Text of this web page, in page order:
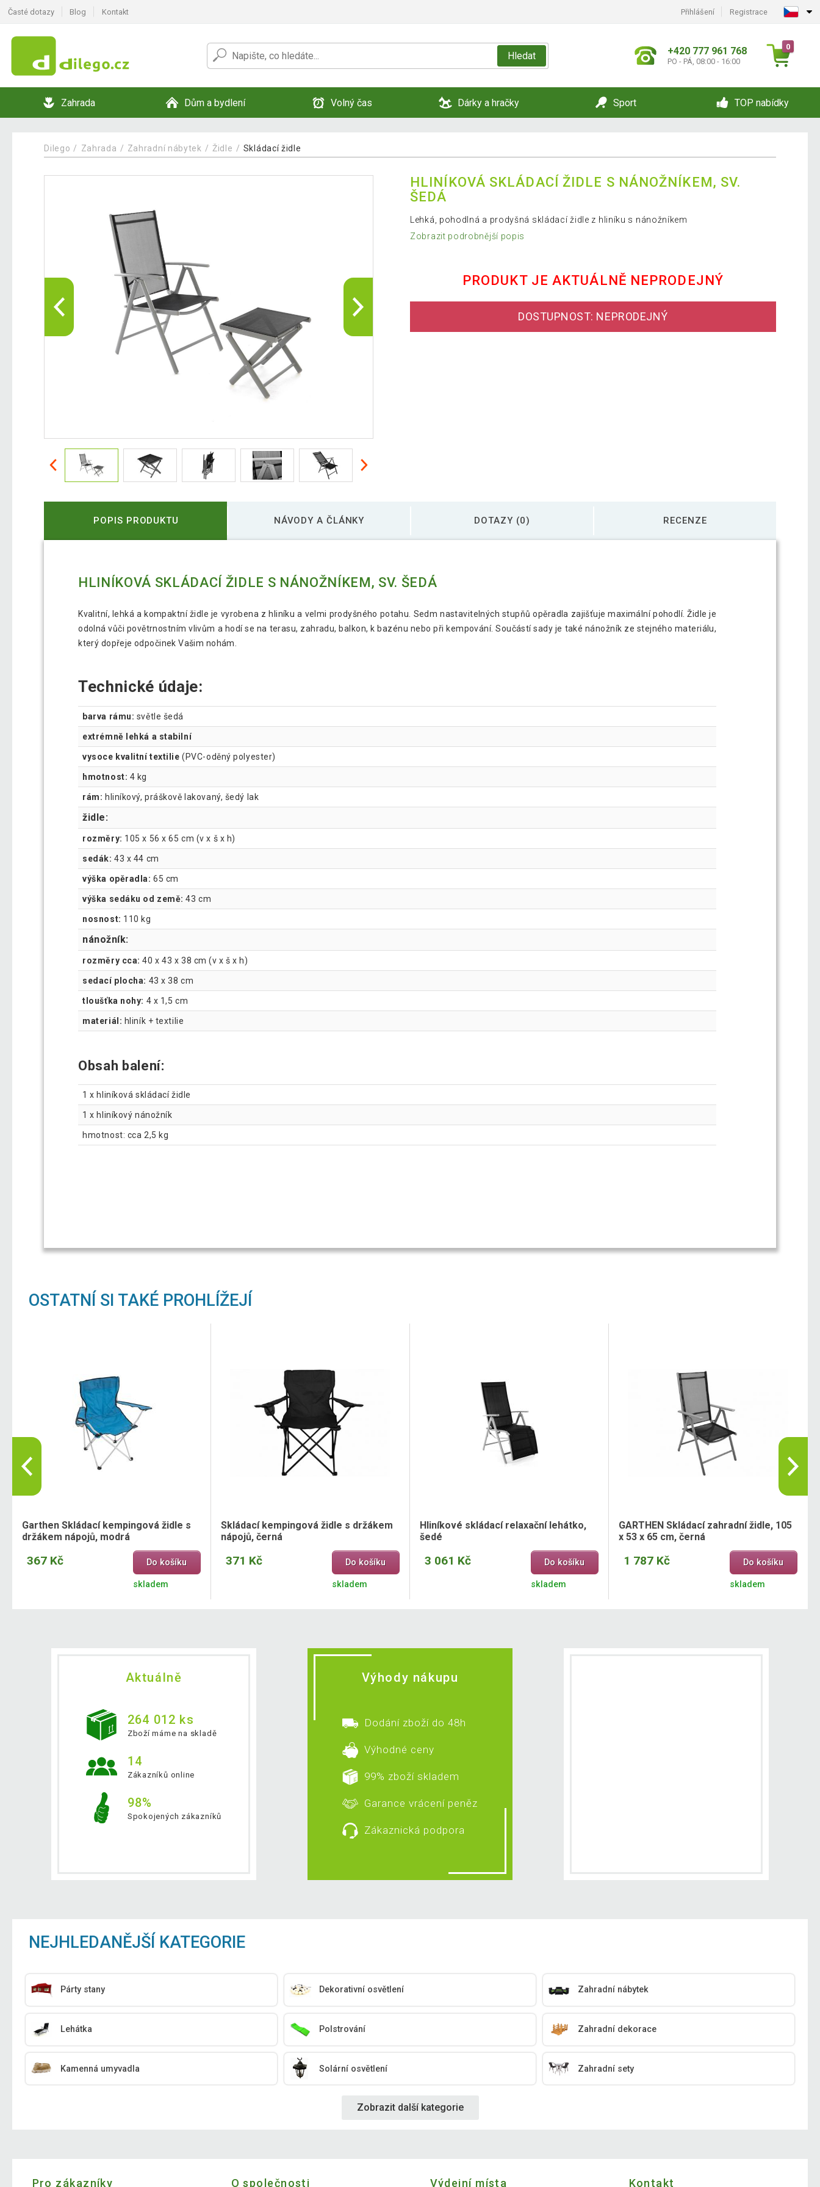
Časté dotazy Blog Kontakt Přihlášení Registrace
Hledat +420 777 961 768
PO - PÁ, 08:00 - 16:00
0
Zahrada Dům a bydlení Volný čas Dárky a hračky Sport TOP nabídky
Dilego Zahrada Zahradní nábytek Židle Skládací židle
HLINÍKOVÁ SKLÁDACÍ ŽIDLE S NÁNOŽNÍKEM, SV.
ŠEDÁ
Lehká, pohodlná a prodyšná skládací židle z hliníku s nánožníkem
Zobrazit podrobnější popis
PRODUKT JE AKTUÁLNĚ NEPRODEJNÝ
DOSTUPNOST: NEPRODEJNÝ
POPIS PRODUKTU NÁVODY A ČLÁNKY DOTAZY (0) RECENZE
HLINÍKOVÁ SKLÁDACÍ ŽIDLE S NÁNOŽNÍKEM, SV. ŠEDÁ
Kvalitní, lehká a kompaktní židle je vyrobena z hliníku a velmi prodyšného potahu. Sedm nastavitelných stupňů opěradla zajišťuje maximální pohodlí. Židle je
odolná vůči povětrnostním vlivům a hodí se na terasu, zahradu, balkon, k bazénu nebo při kempování. Součástí sady je také nánožník ze stejného materiálu,
který dopřeje odpočinek Vašim nohám.
Technické údaje:
barva rámu: světle šedá
extrémně lehká a stabilní
vysoce kvalitní textilie (PVC-oděný polyester)
hmotnost: 4 kg
rám: hliníkový, práškově lakovaný, šedý lak
židle:
rozměry: 105 x 56 x 65 cm (v x š x h)
sedák: 43 x 44 cm
výška opěradla: 65 cm
výška sedáku od země: 43 cm
nosnost: 110 kg
nánožník:
rozměry cca:40 x 43 x 38 cm (v x š x h)
sedací plocha: 43 x 38 cm
tloušťka nohy: 4 x 1,5 cm
materiál: hliník + textilie
Obsah balení:
1 x hliníková skládací židle
1 x hliníkový nánožník
hmotnost: cca 2,5 kg
OSTATNÍ SI TAKÉ PROHLÍŽEJÍ
Garthen Skládací kempingová židle s
držákem nápojů, modrá
367 Kč Do košíku
skladem
Skládací kempingová židle s držákem
nápojů, černá
371 Kč Do košíku
skladem
Hliníkové skládací relaxační lehátko,
šedé
3 061 Kč Do košíku
skladem
GARTHEN Skládací zahradní židle, 105
x 53 x 65 cm, černá
1 787 Kč Do košíku
skladem
Aktuálně
264 012 ks
Zboží máme na skladě
14
Zákazníků online
98%
Spokojených zákazníků
Výhody nákupu
Dodání zboží do 48h
Výhodné ceny
99% zboží skladem
Garance vrácení peněz
Zákaznická podpora
NEJHLEDANĚJŠÍ KATEGORIE
Párty stany Dekorativní osvětlení Zahradní nábytek
Lehátka Polstrování Zahradní dekorace
Kamenná umyvadla Solární osvětlení Zahradní sety
Zobrazit další kategorie
Pro zákazníky O společnosti Výdejní místa Kontakt